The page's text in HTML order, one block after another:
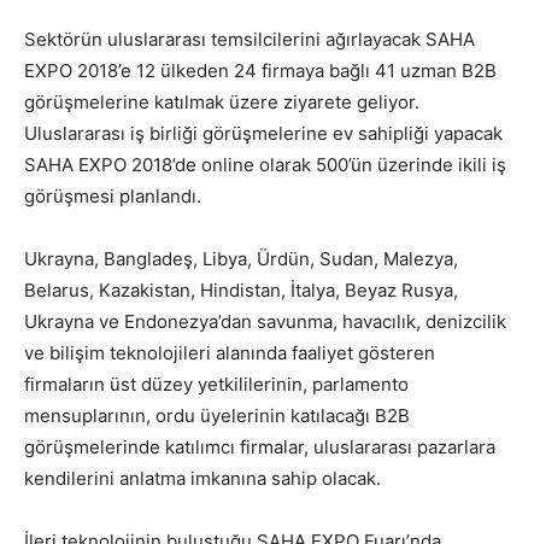
Sektörün uluslararası temsilcilerini ağırlayacak SAHA
EXPO 2018’e 12 ülkeden 24 firmaya bağlı 41 uzman B2B
görüşmelerine katılmak üzere ziyarete geliyor.
Uluslararası iş birliği görüşmelerine ev sahipliği yapacak
SAHA EXPO 2018’de online olarak 500’ün üzerinde ikili iş
görüşmesi planlandı.
Ukrayna, Bangladeş, Libya, Ürdün, Sudan, Malezya,
Belarus, Kazakistan, Hindistan, İtalya, Beyaz Rusya,
Ukrayna ve Endonezya’dan savunma, havacılık, denizcilik
ve bilişim teknolojileri alanında faaliyet gösteren
firmaların üst düzey yetkililerinin, parlamento
mensuplarının, ordu üyelerinin katılacağı B2B
görüşmelerinde katılımcı firmalar, uluslararası pazarlara
kendilerini anlatma imkanına sahip olacak.